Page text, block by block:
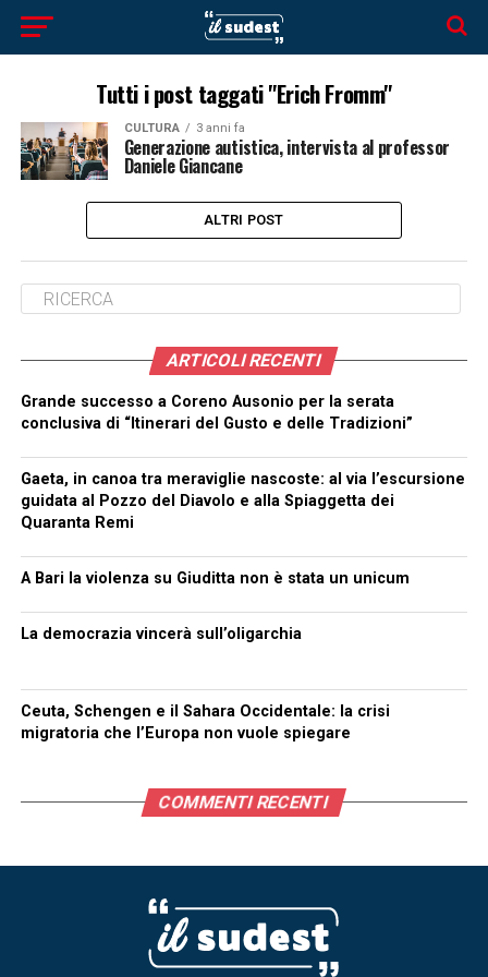
Tutti i post taggati "Erich Fromm"
CULTURA 3 anni fa
Generazione autistica, intervista al professor
Daniele Giancane
ALTRI POST
ARTICOLI RECENTI
Grande successo a Coreno Ausonio per la serata
conclusiva di “Itinerari del Gusto e delle Tradizioni”
Gaeta, in canoa tra meraviglie nascoste: al via l’escursione
guidata al Pozzo del Diavolo e alla Spiaggetta dei
Quaranta Remi
A Bari la violenza su Giuditta non è stata un unicum
La democrazia vincerà sull’oligarchia
Ceuta, Schengen e il Sahara Occidentale: la crisi
migratoria che l’Europa non vuole spiegare
COMMENTI RECENTI